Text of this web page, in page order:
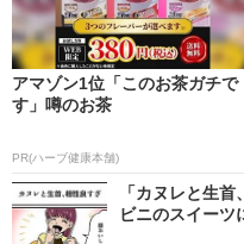
アマゾン1位「このお茶ガチで
す」噂のお茶
PR(ハーブ健康本舗)
「カヌレと生
ビニのスイーツ